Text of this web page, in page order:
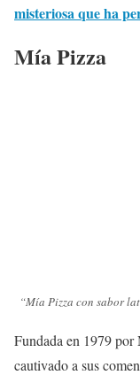
misteriosa que ha
Mía Pizza
“Mía Pizza con sabor
Fundada en 1979 por
cautivado a sus